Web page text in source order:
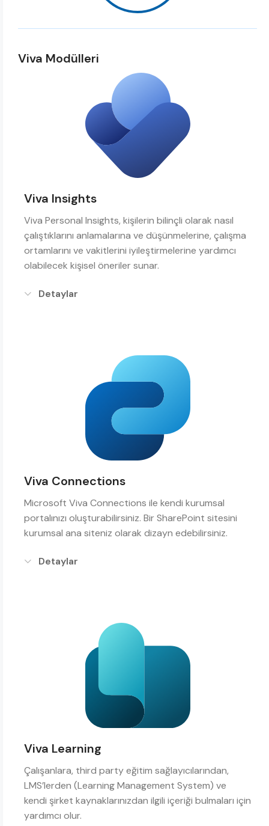
Viva Modülleri
Viva Insights
Viva Personal Insights, kişilerin bilinçli olarak nasıl
çalıştıklarını anlamalarına ve düşünmelerine, çalışma
ortamlarını ve vakitlerini iyileştirmelerine yardımcı
olabilecek kişisel öneriler sunar.
Detaylar
Viva Connections
Microsoft Viva Connections ile kendi kurumsal
portalınızı oluşturabilirsiniz. Bir SharePoint sitesini
kurumsal ana siteniz olarak dizayn edebilirsiniz.
Detaylar
Viva Learning
Çalışanlara, third party eğitim sağlayıcılarından,
LMS’lerden (Learning Management System) ve
kendi şirket kaynaklarınızdan ilgili içeriği bulmaları için
yardımcı olur.